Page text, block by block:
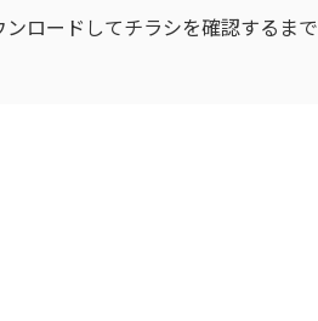
ロードしてチラシを確認するまで